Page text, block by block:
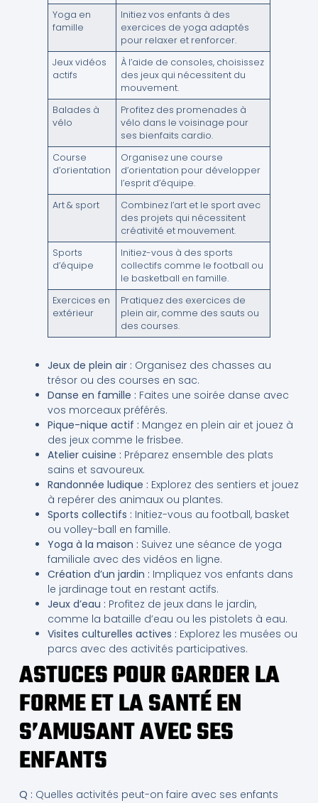
Yoga en
famille
Initiez vos enfants à des
exercices de yoga adaptés
pour relaxer et renforcer.
Jeux vidéos
actifs
À l’aide de consoles, choisissez
des jeux qui nécessitent du
mouvement.
Balades à
vélo
Profitez des promenades à
vélo dans le voisinage pour
ses bienfaits cardio.
Course
d’orientation
Organisez une course
d’orientation pour développer
l’esprit d’équipe.
Art & sport
Combinez l’art et le sport avec
des projets qui nécessitent
créativité et mouvement.
Sports
d’équipe
Initiez-vous à des sports
collectifs comme le football ou
le basketball en famille.
Exercices en
extérieur
Pratiquez des exercices de
plein air, comme des sauts ou
des courses.
Jeux de plein air : Organisez des chasses au
trésor ou des courses en sac.
Danse en famille : Faites une soirée danse avec
vos morceaux préférés.
Pique-nique actif : Mangez en plein air et jouez à
des jeux comme le frisbee.
Atelier cuisine : Préparez ensemble des plats
sains et savoureux.
Randonnée ludique : Explorez des sentiers et jouez
à repérer des animaux ou plantes.
Sports collectifs : Initiez-vous au football, basket
ou volley-ball en famille.
Yoga à la maison : Suivez une séance de yoga
familiale avec des vidéos en ligne.
Création d’un jardin : Impliquez vos enfants dans
le jardinage tout en restant actifs.
Jeux d’eau : Profitez de jeux dans le jardin,
comme la bataille d’eau ou les pistolets à eau.
Visites culturelles actives : Explorez les musées ou
parcs avec des activités participatives.
ASTUCES POUR GARDER LA
FORME ET LA SANTÉ EN
S’AMUSANT AVEC SES
ENFANTS
Q : Quelles activités peut-on faire avec ses enfants